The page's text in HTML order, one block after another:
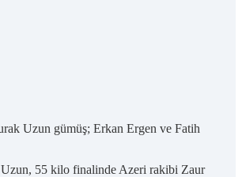
Uzun gümüş; Erkan Ergen ve Fatih
Uzun, 55 kilo finalinde Azeri rakibi Zaur